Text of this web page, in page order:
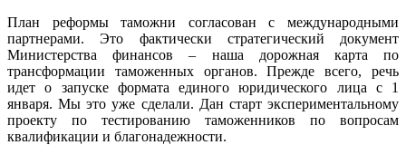
План реформы таможни согласован с международными
партнерами. Это фактически стратегический документ
Министерства финансов – наша дорожная карта по
трансформации таможенных органов. Прежде всего, речь
идет о запуске формата единого юридического лица с 1
января. Мы это уже сделали. Дан старт экспериментальному
проекту по тестированию таможенников по вопросам
квалификации и благонадежности.